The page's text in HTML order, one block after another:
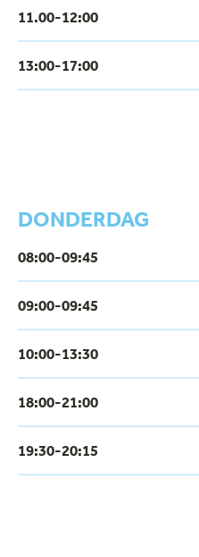
11.00-12:00
13:00-17:00
DONDERDAG
08:00-09:45
09:00-09:45
10:00-13:30
18:00-21:00
19:30-20:15